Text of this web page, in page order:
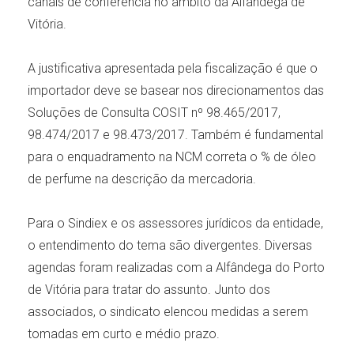
Vitória.
A justificativa apresentada pela fiscalização é que o
importador deve se basear nos direcionamentos das
Soluções de Consulta COSIT nº 98.465/2017,
98.474/2017 e 98.473/2017. Também é fundamental
para o enquadramento na NCM correta o % de óleo
de perfume na descrição da mercadoria.
Para o Sindiex e os assessores jurídicos da entidade,
o entendimento do tema são divergentes. Diversas
agendas foram realizadas com a Alfândega do Porto
de Vitória para tratar do assunto. Junto dos
associados, o sindicato elencou medidas a serem
tomadas em curto e médio prazo.